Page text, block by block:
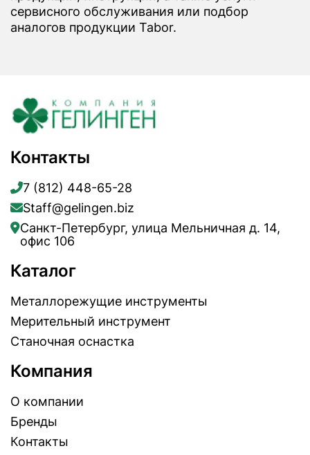
сервисного обслуживания или подбор
аналогов продукции Tabor.
Контакты
7 (812) 448-65-28
Staff@gelingen.biz
Санкт-Петербург, улица Мельничная д. 14,
офис 106
Каталог
Металлорежущие инструменты
Мерительный инструмент
Станочная оснастка
Компания
О компании
Бренды
Контакты